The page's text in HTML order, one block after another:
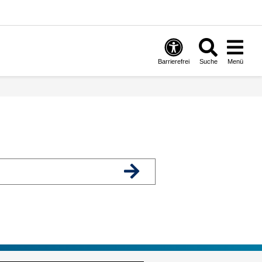
Barrierefrei Suche Menü